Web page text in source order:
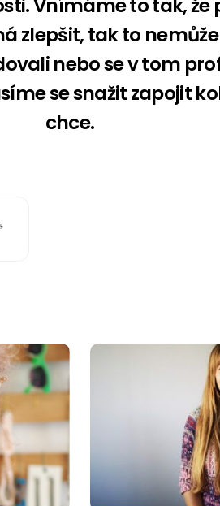
Vnímáme to tak, že
zlepšit, tak to
nebo se v tom
se snažit zapojit
chce.